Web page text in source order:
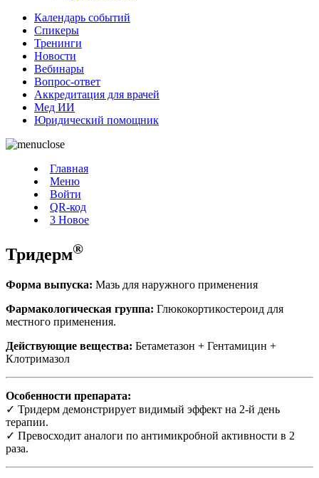
Календарь событий
Спикеры
Тренинги
Новости
Вебинары
Вопрос-ответ
Аккредитация для врачей
Мед ИИ
Юридический помощник
Главная
Меню
Войти
QR-код
3 Новое
Тридерм®
Форма выпуска: Мазь для наружного применения
Фармакологическая группа: Глюкокортикостероид для
местного применения.
Действующие вещества: Бетаметазон + Гентамицин +
Клотримазол
Особенности препарата:
✓ Тридерм демонстрирует видимый эффект на 2-й день
терапии.
✓ Превосходит аналоги по антимикробной активности в 2
раза.